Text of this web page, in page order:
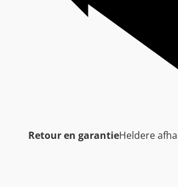
Retour en garantieHeldere